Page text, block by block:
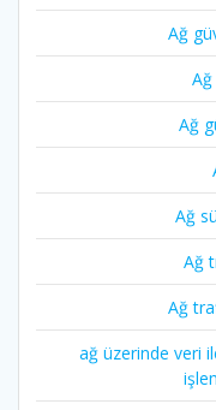
Ağ
Ağ
Ağ
Ağ
Ağ
ağ üzerinde veri